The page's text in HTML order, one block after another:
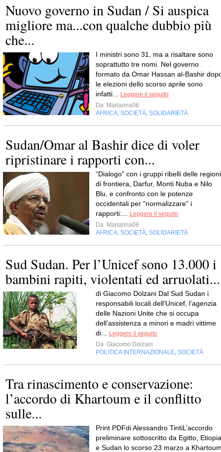
Nuovo governo in Sudan / Si auspica
migliore ma...con qualche dubbio più
che...
I ministri sono 31, ma a risaltare sono
soprattutto tre nomi. Nel governo
formato da Omar Hassan al-Bashir
le elezioni dello scorso aprile sono
infatti...
Leggere il seguito
Da Marianna06
AFRICA SOCIETÀ SOLIDARIETÀ
Sudan/Omar al Bashir dice di voler
ripristinare i rapporti con...
“Dialogo” con i gruppi ribelli delle regioni
di frontiera, Darfur, Monti Nuba e Nilo
Blu, e confronto con le potenze
occidentali per “normalizzare” i
rapporti:...
Leggere il seguito
Da Marianna06
AFRICA SOCIETÀ SOLIDARIETÀ
Sud Sudan. Per l’Unicef sono 13.000 i
bambini rapiti, violentati ed arruolati...
di Giacomo Dolzani Dal Sud Sudan i
responsabili locali dell’Unicef, l’agenzia
delle Nazioni Unite che si occupa
dell’assistenza a minori e madri vittime
di...
Leggere il seguito
Da Giacomo Dolzani
POLITICA INTERNAZIONALE SOCIETÀ
Tra rinascimento e conservazione:
l’accordo di Khartoum e il conflitto
sulle...
Print PDFdi Alessandro TintiL’accordo
preliminare sottoscritto da Egitto, Etiopia
e Sudan lo scorso 23 marzo a